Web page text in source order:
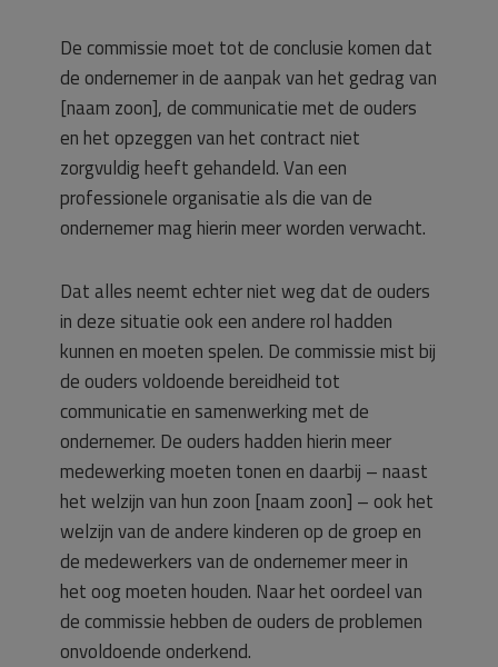
De commissie moet tot de conclusie komen dat
de ondernemer in de aanpak van het gedrag van
[naam zoon], de communicatie met de ouders
en het opzeggen van het contract niet
zorgvuldig heeft gehandeld. Van een
professionele organisatie als die van de
ondernemer mag hierin meer worden verwacht.
Dat alles neemt echter niet weg dat de ouders
in deze situatie ook een andere rol hadden
kunnen en moeten spelen. De commissie mist bij
de ouders voldoende bereidheid tot
communicatie en samenwerking met de
ondernemer. De ouders hadden hierin meer
medewerking moeten tonen en daarbij – naast
het welzijn van hun zoon [naam zoon] – ook het
welzijn van de andere kinderen op de groep en
de medewerkers van de ondernemer meer in
het oog moeten houden. Naar het oordeel van
de commissie hebben de ouders de problemen
onvoldoende onderkend.